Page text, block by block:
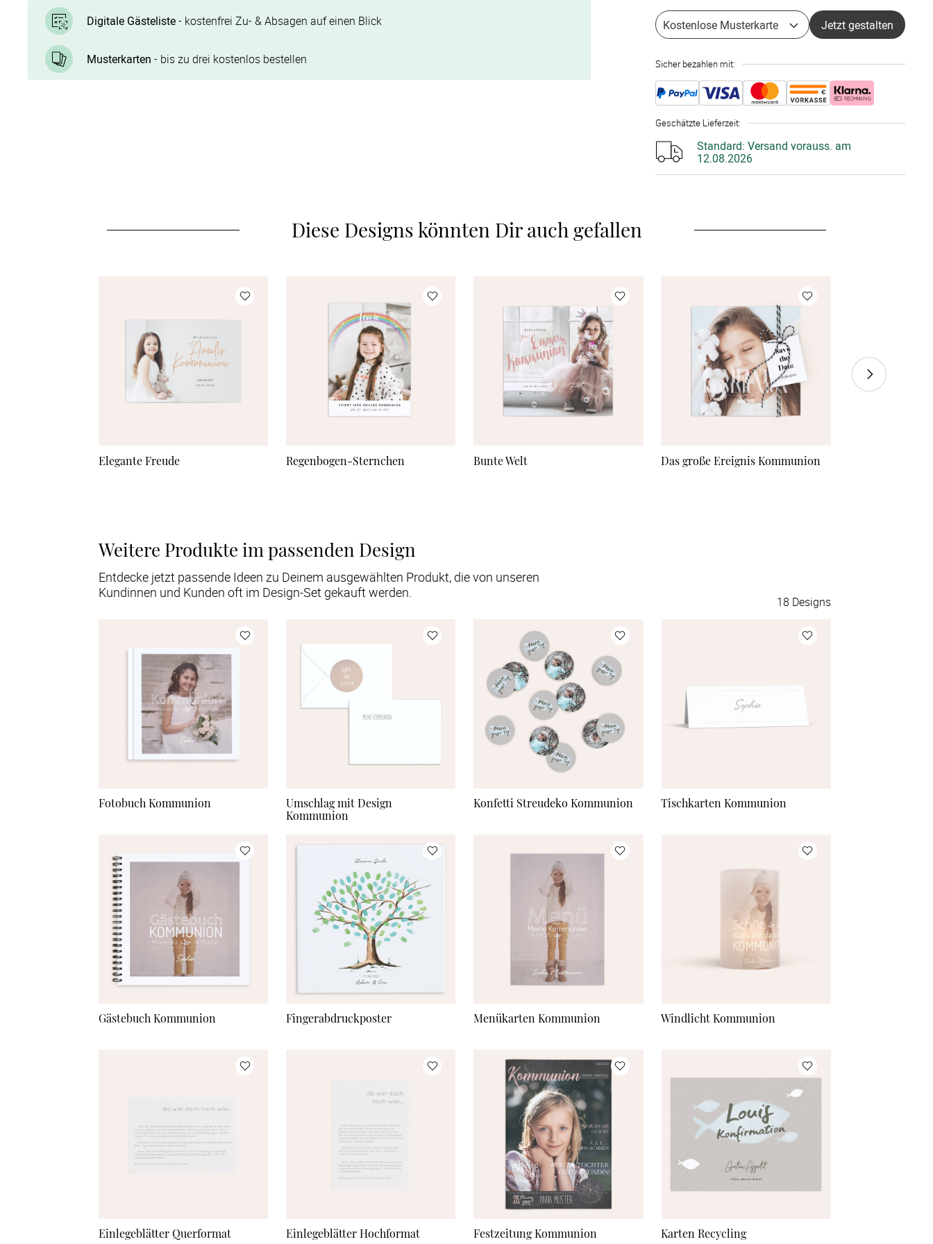
Digitale Gästeliste- kostenfrei Zu- & Absagen auf einen Blick
Musterkarten - bis zu drei kostenlos bestellen
10 Stück à 2,55 €
15 Stück
20 Stück à 2,25 €
25 Stück
30 Stück à 2,00 €
50 Stück
55 Stück
60 Stück à 1,68 €
70 Stück
90 Stück
175 Stück
Kostenlose Musterkarte Jetzt gestalten
Sicher bezahlen mit:
Geschätzte Lieferzeit:
Standard: Versand vorauss. am
12.08.2026
Diese Designs könnten Dir auch gefallen
Elegante Freude Regenbogen-Sternchen Bunte Welt Das große Ereignis Kommunion
Weitere Produkte im passenden Design
Entdecke jetzt passende Ideen zu Deinem ausgewählten Produkt, die von unseren
Kundinnen und Kunden oft im Design-Set gekauft werden.
18 Designs
Fotobuch Kommunion
Umschlag mit Design
Kommunion
Konfetti Streudeko Kommunion Tischkarten Kommunion
Gästebuch Kommunion Fingerabdruckposter Menükarten Kommunion Windlicht Kommunion
Einlegeblätter Querformat Einlegeblätter Hochformat Festzeitung Kommunion Karten Recycling